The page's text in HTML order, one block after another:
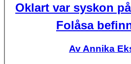
Oklart var syskon
Folåsa
Av Annika